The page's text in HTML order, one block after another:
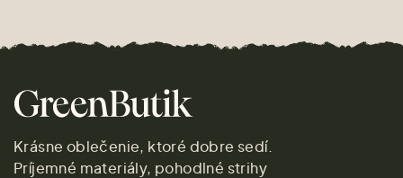
Krásne oblečenie, ktoré dobre sedí.
Príjemné materiály, pohodlné strihy